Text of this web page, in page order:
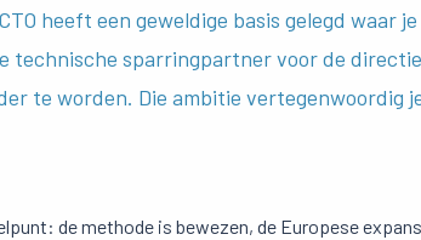
heeft een geweldige basis gelegd waar
technische sparringpartner voor de
te worden. Die ambitie vertegenwoordig
de methode is bewezen, de Europese